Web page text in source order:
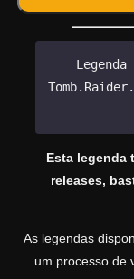
Esta legenda
releases,
As legendas
um processo de